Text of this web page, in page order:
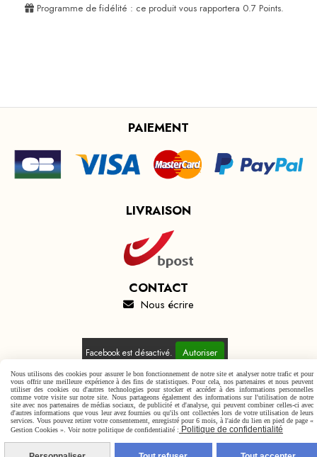
Programme de fidélité : ce produit vous rapportera 0.7 Points.
PAIEMENT
LIVRAISON
CONTACT
 Nous écrire
Facebook est désactivé. Autoriser
Mentions Légales
Conditions générales de vente
Politique de confidentialité
Gestion cookies Mon Compte
Nous utilisons des cookies pour assurer le bon fonctionnement de notre site et analyser notre trafic et pour
vous offrir une meilleure expérience à des fins de statistiques. Pour cela, nos partenaires et nous peuvent
utiliser des cookies ou d'autres technologies pour stocker et accéder à des informations personnelles
comme votre visite sur notre site. Nous partageons également des informations sur l'utilisation de notre
site avec nos partenaires de médias sociaux, de publicité et d'analyse, qui peuvent combiner celles-ci avec
d'autres informations que vous leur avez fournies ou qu'ils ont collectées lors de votre utilisation de leurs
services. Vous pouvez retirer votre consentement, enregistré pour 6 mois, à l'aide du lien en pied de page «
Gestion Cookies ». Voir notre politique de confidentialité : Politique de confidentialité